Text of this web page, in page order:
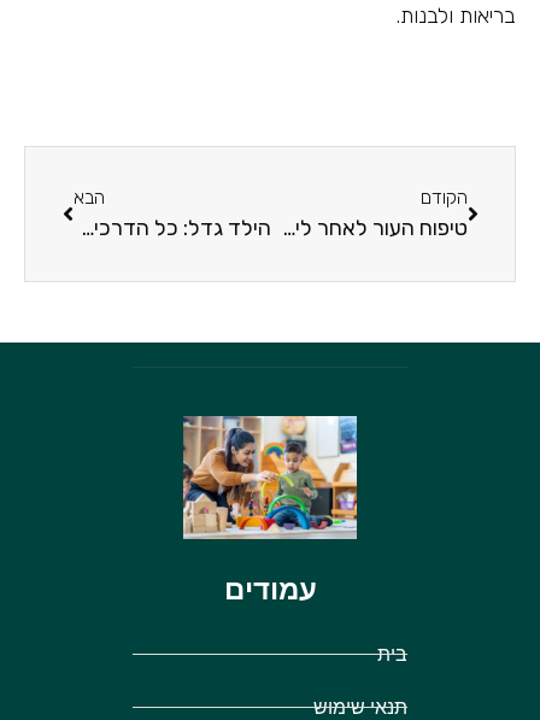
בריאות ולבנות.
הקודם
טיפוח העור לאחר לידה: מדריך לאימהות טריות
הבא
הילד גדל: כל הדרכים להכין את הנער המתבגר לקראת הגיוס לצה"ל
עמודים
בית
תנאי שימוש